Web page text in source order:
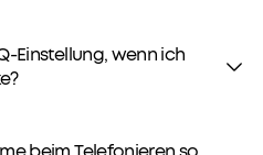
Einstellung, wenn ich